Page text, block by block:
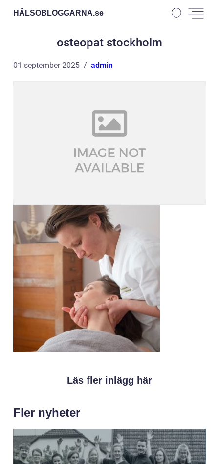
HÄLSOBLOGGARNA.se
osteopat stockholm
01 september 2025 admin
Läs fler inlägg här
Fler nyheter